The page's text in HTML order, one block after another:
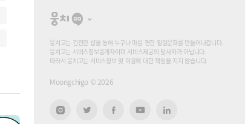
뭉
고
뭉치고는 건전한 샵을 통해 누구나 마음 편한 힐링문화를 만들어나갑니다.
뭉치고는 서비스정보중개자이며 서비스제공의 당사자가 아닙니다.
따라서 뭉치고는 서비스정보 및 이용에 대한 책임을 지지 않습니다.
Moongchigo © 2026